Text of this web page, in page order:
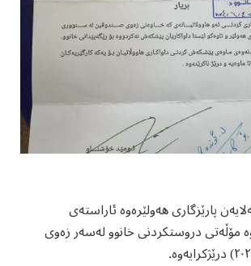
پارێزگاری هەولێرەوە ئاراستەی
مۆڵەتی دروستکردنی خانوو لەسەر زەوی